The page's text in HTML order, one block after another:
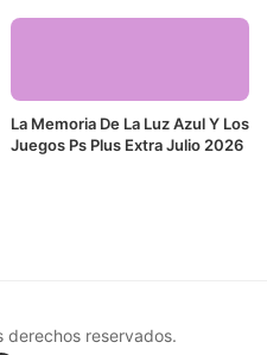
La Memoria De La Luz Azul Y Los
Juegos Ps Plus Extra Julio 2026
reservados.